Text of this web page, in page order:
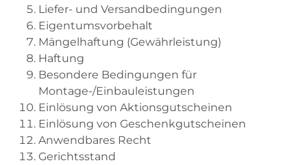
Liefer- und Versandbedingungen
Eigentumsvorbehalt
Mängelhaftung (Gewährleistung)
Haftung
Besondere Bedingungen für
Montage-/Einbauleistungen
Einlösung von Aktionsgutscheinen
Einlösung von Geschenkgutscheinen
Anwendbares Recht
Gerichtsstand